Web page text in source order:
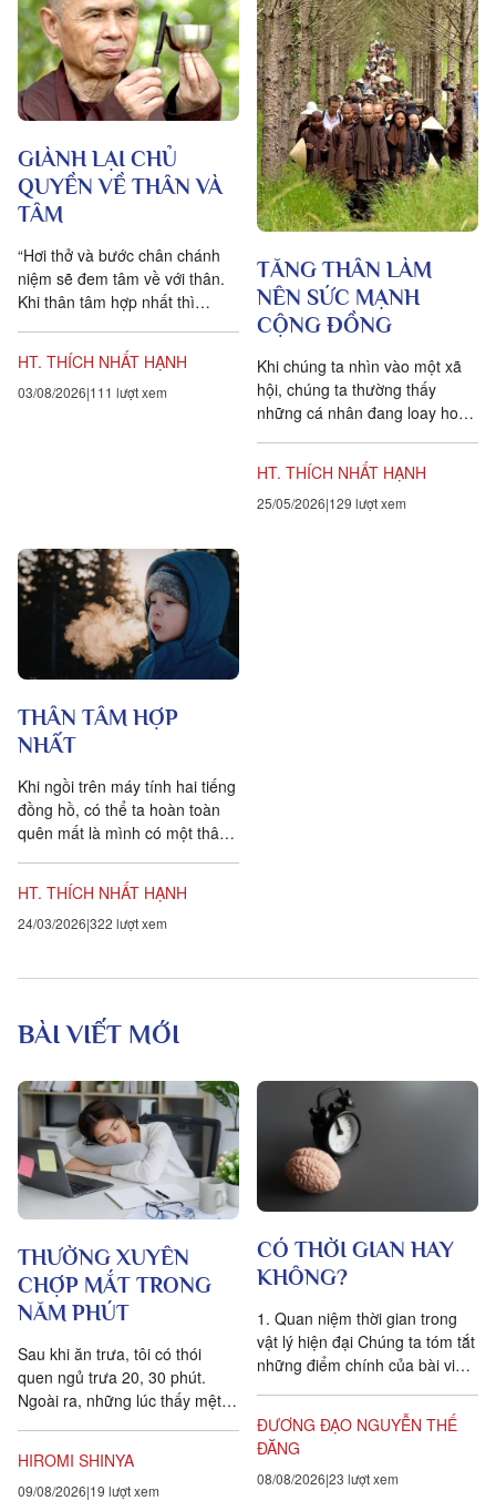
GIÀNH LẠI CHỦ
QUYỀN VỀ THÂN VÀ
TÂM
“Hơi thở và bước chân chánh
niệm sẽ đem tâm về với thân.
Khi thân tâm hợp nhất thì
trong giây phút hiện...
HT. THÍCH NHẤT HẠNH
03/08/2026 111 lượt xem
TĂNG THÂN LÀM
NÊN SỨC MẠNH
CỘNG ĐỒNG
Khi chúng ta nhìn vào một xã
hội, chúng ta thường thấy
những cá nhân đang loay hoay,
chính họ. Người ta cố...
HT. THÍCH NHẤT HẠNH
25/05/2026 129 lượt xem
THÂN TÂM HỢP
NHẤT
Khi ngồi trên máy tính hai tiếng
đồng hồ, có thể ta hoàn toàn
quên mất là mình có một thân
thân thì...
HT. THÍCH NHẤT HẠNH
24/03/2026 322 lượt xem
BÀI VIẾT MỚI
THƯỜNG XUYÊN
CHỢP MẮT TRONG
NĂM PHÚT
Sau khi ăn trưa, tôi có thói
quen ngủ trưa 20, 30 phút.
Ngoài ra, những lúc thấy mệt
HIROMI SHINYA
09/08/2026 19 lượt xem
CÓ THỜI GIAN HAY
KHÔNG?
1. Quan niệm thời gian trong
vật lý hiện đại Chúng ta tóm tắt
những điểm chính của bài viết
ĐƯƠNG ĐẠO NGUYỄN THẾ
ĐĂNG
08/08/2026 23 lượt xem